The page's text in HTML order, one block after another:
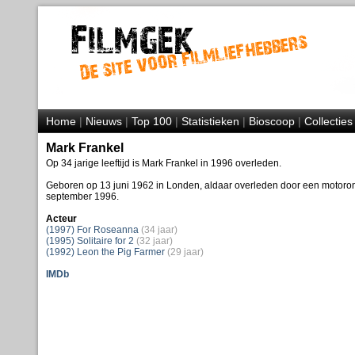
Home|Nieuws|Top 100|Statistieken|Bioscoop|Collecties
Mark Frankel
Op 34 jarige leeftijd is Mark Frankel in 1996 overleden.
Geboren op 13 juni 1962 in Londen, aldaar overleden door een
september 1996.
Acteur
(1997) For Roseanna (34 jaar)
(1995) Solitaire for 2 (32 jaar)
(1992) Leon the Pig Farmer (29 jaar)
IMDb